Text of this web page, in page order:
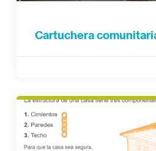
Cartuchera